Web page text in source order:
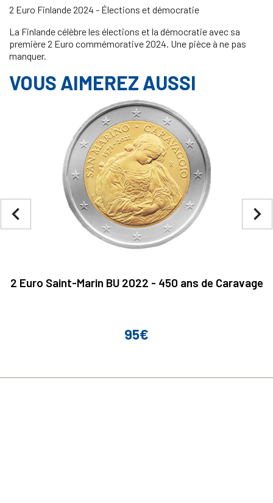
2 Euro Finlande 2024 - Élections et démocratie
La Finlande célèbre les élections et la démocratie avec sa
première 2 Euro commémorative 2024. Une pièce à ne pas
manquer.
VOUS AIMEREZ AUSSI
2 Euro Saint-Marin BU 2022 - 450 ans de Caravage
Prix
95€
navigate_next
navigate_before